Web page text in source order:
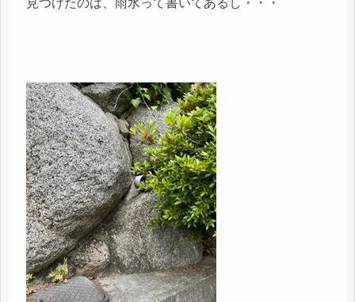
見つけたのは、雨水って書いてあるし・・・